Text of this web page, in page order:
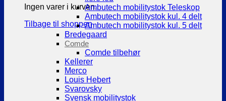
Ingen varer i kurven.
Tilbage til shoppen
Ambutech mobilitystok Teleskop
Ambutech mobilitystok kul. 4 delt
Ambutech mobilitystok kul. 5 delt
Bredegaard
Comde
Comde tilbehør
Kellerer
Merco
Louis Hebert
Svarovsky
Svensk mobilitystok